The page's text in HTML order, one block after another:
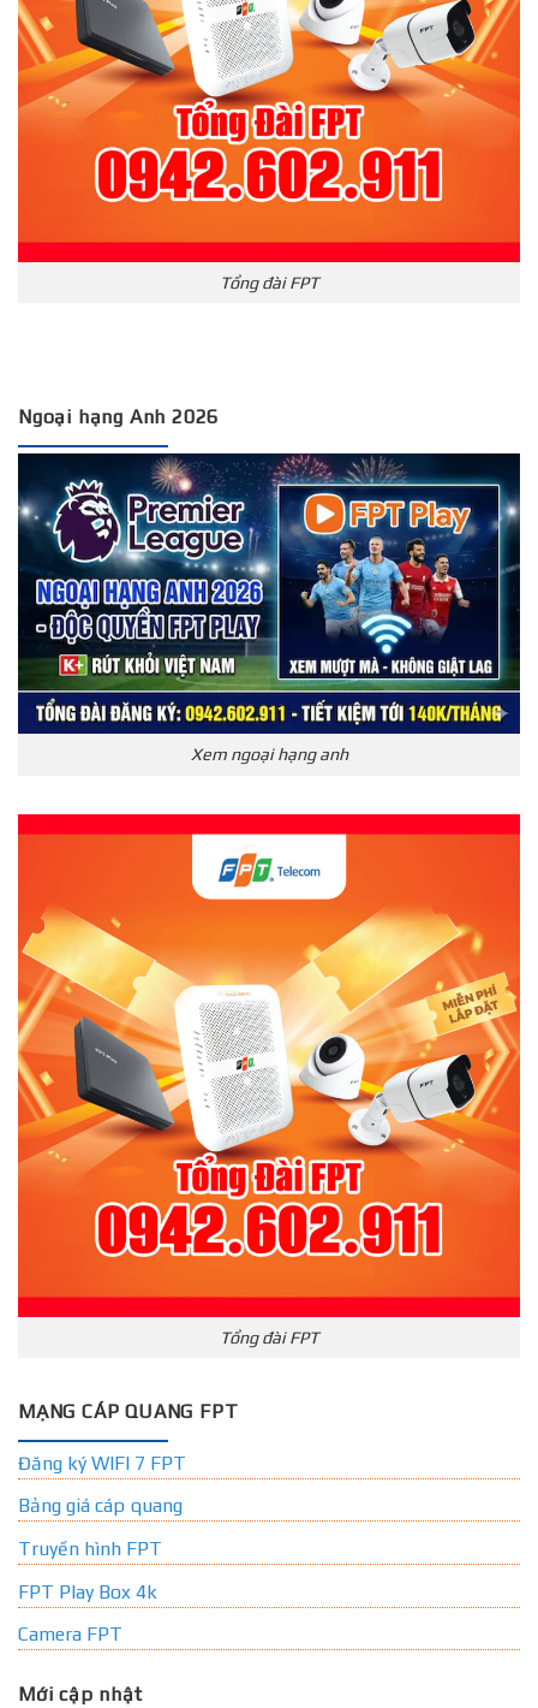
Tổng đài FPT
Ngoại hạng Anh 2026
Xem ngoại hạng anh
Tổng đài FPT
MẠNG CÁP QUANG FPT
Đăng ký WIFI 7 FPT
Bảng giá cáp quang
Truyền hình FPT
FPT Play Box 4k
Camera FPT
Mới cập nhật